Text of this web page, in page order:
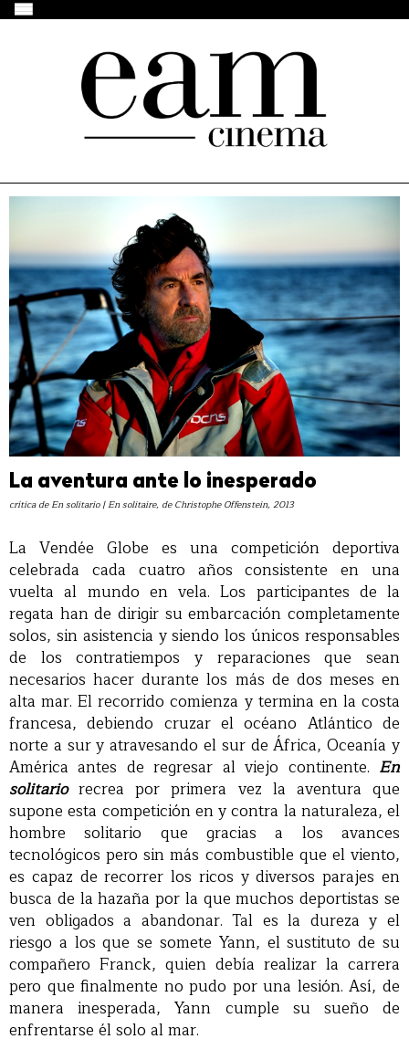
La aventura ante lo inesperado
crítica de En solitario | En solitaire, de Christophe Offenstein, 2013
La Vendée Globe es una competición deportiva
celebrada cada cuatro años consistente en una
vuelta al mundo en vela. Los participantes de la
regata han de dirigir su embarcación completamente
solos, sin asistencia y siendo los únicos responsables
de los contratiempos y reparaciones que sean
necesarios hacer durante los más de dos meses en
alta mar. El recorrido comienza y termina en la costa
francesa, debiendo cruzar el océano Atlántico de
norte a sur y atravesando el sur de África, Oceanía y
América antes de regresar al viejo continente. En
solitariorecrea por primera vez la aventura que
supone esta competición en y contra la naturaleza, el
hombre solitario que gracias a los avances
tecnológicos pero sin más combustible que el viento,
es capaz de recorrer los ricos y diversos parajes en
busca de la hazaña por la que muchos deportistas se
ven obligados a abandonar. Tal es la dureza y el
riesgo a los que se somete Yann, el sustituto de su
compañero Franck, quien debía realizar la carrera
pero que finalmente no pudo por una lesión. Así, de
manera inesperada, Yann cumple su sueño de
enfrentarse él solo al mar.